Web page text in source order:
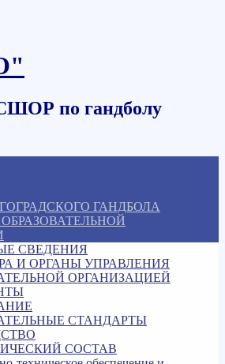
по гандболу
ГАНДБОЛА
СВЕДЕНИЯ
И ОРГАНЫ УПРАВЛЕНИЯ
ОРГАНИЗАЦИЕЙ
СТАНДАРТЫ
СОСТАВ